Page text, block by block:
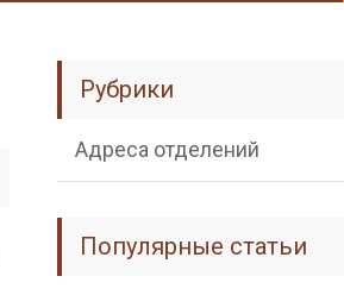
Рубрики
Адреса отделений
Популярные статьи